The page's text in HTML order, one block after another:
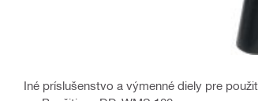
Iné príslušenstvo a výmenné diely pre